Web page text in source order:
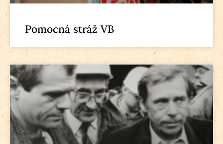
Pomocná stráž VB